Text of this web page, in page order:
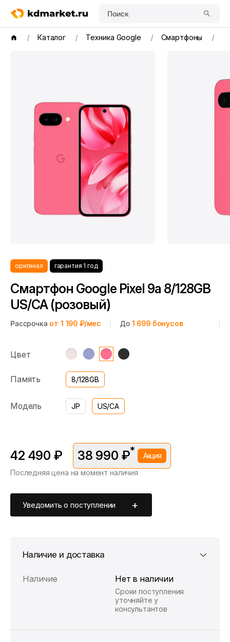
Поиск
Каталог Техника Google Смартфоны
оригинал гарантия 1 год
Смартфон Google Pixel 9a 8/128GB
US/CA (розовый)
Рассрочка от 1 190 ₽/мес До 1 699бонусов
Цвет
Память 8/128GB
Модель JP US/CA
42 490 ₽ 38 990 ₽* Акция
*Скидка предоставляется в рамках временной акции.
Последняя цена на момент наличия
Уведомить о поступлении
Наличие и доставка
Наличие Нет в наличии
Сроки поступления
уточняйте у
консультантов